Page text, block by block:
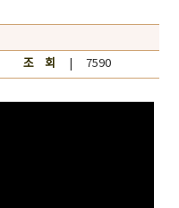
조 회 | 7590